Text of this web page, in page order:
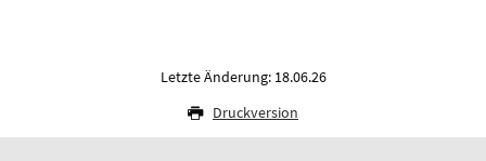
Letzte Änderung: 18.06.26
Druckversion